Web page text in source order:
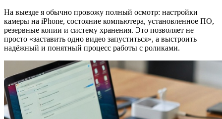
На выезде я обычно провожу полный осмотр: настройки
камеры на iPhone, состояние компьютера, установленное ПО,
резервные копии и систему хранения. Это позволяет не
просто «заставить одно видео запуститься», а выстроить
надёжный и понятный процесс работы с роликами.